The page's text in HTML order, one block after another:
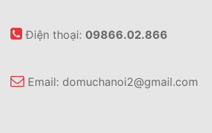
Điện thoại: 09866.02.866
Email: domuchanoi2@gmail.com